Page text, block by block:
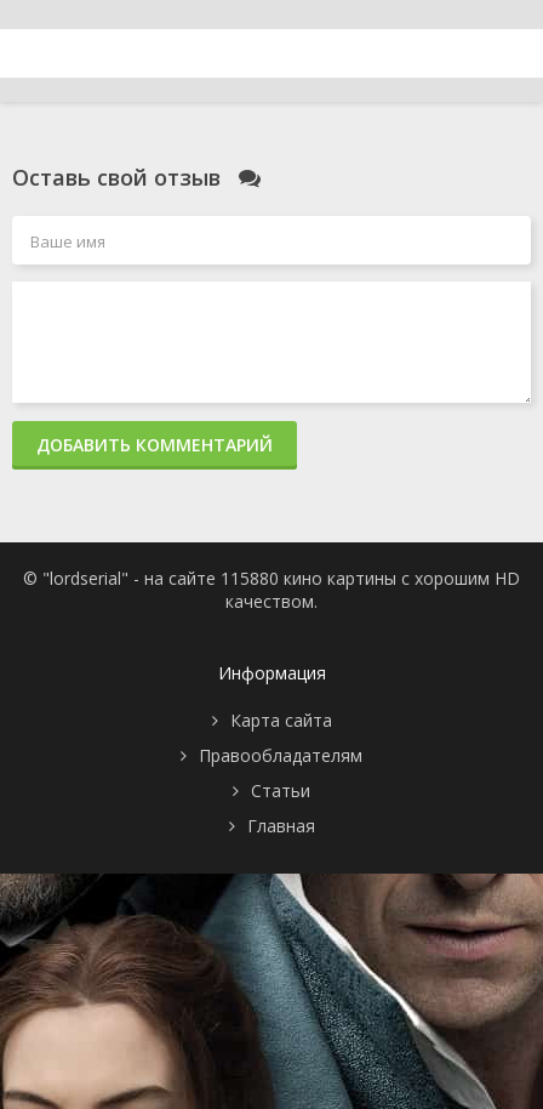
Оставь свой отзыв
ДОБАВИТЬ КОММЕНТАРИЙ
© "lordserial" - на сайте 115880 кино картины с хорошим HD
качеством.
Информация
Карта сайта
Правообладателям
Статьи
Главная